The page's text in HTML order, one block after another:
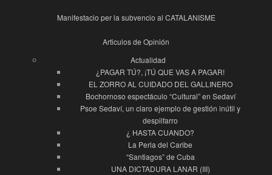
Manifestacio per la subvencio al CATALANISME
Articulos de Opinión
Actualidad
¿PAGAR TÚ?, ¡TÚ QUE VAS A PAGAR!
EL ZORRO AL CUIDADO DEL GALLINERO
Bochornoso espectáculo “Cultural” en Sedaví
Psoe Sedaví, un claro ejemplo de gestión inútil y
despilfarro
¿ HASTA CUANDO?
La Perla del Caribe
“Santiagos” de Cuba
UNA DICTADURA LANAR (III)